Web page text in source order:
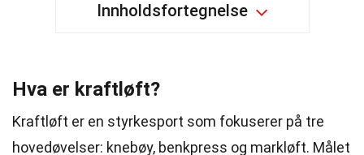
Innholdsfortegnelse
Hva er kraftløft?
Kraftløft er en styrkesport som fokuserer på tre
hovedøvelser: knebøy, benkpress og markløft. Målet